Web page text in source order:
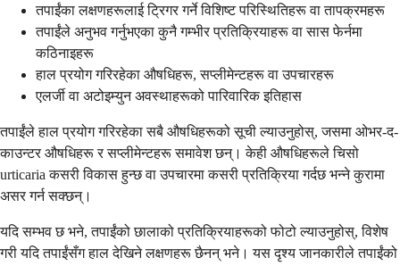
तपाईंका लक्षणहरूलाई ट्रिगर गर्ने विशिष्ट परिस्थितिहरू वा तापक्रमहरू
तपाईंले अनुभव गर्नुभएका कुनै गम्भीर प्रतिक्रियाहरू वा सास फेर्नमा
कठिनाइहरू
हाल प्रयोग गरिरहेका औषधिहरू, सप्लीमेन्टहरू वा उपचारहरू
एलर्जी वा अटोइम्युन अवस्थाहरूको पारिवारिक इतिहास
तपाईंले हाल प्रयोग गरिरहेका सबै औषधिहरूको सूची ल्याउनुहोस्, जसमा ओभर-द-
काउन्टर औषधिहरू र सप्लीमेन्टहरू समावेश छन्। केही औषधिहरूले चिसो
urticaria कसरी विकास हुन्छ वा उपचारमा कसरी प्रतिक्रिया गर्दछ भन्ने कुरामा
असर गर्न सक्छन्।
यदि सम्भव छ भने, तपाईंको छालाको प्रतिक्रियाहरूको फोटो ल्याउनुहोस्, विशेष
गरी यदि तपाईंसँग हाल देखिने लक्षणहरू छैनन् भने। यस दृश्य जानकारीले तपाईंको